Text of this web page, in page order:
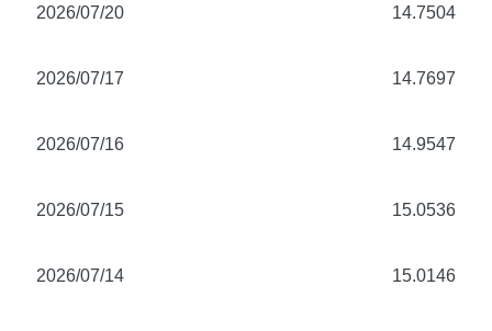
2026/07/20 14.7504
2026/07/17 14.7697
2026/07/16 14.9547
2026/07/15 15.0536
2026/07/14 15.0146